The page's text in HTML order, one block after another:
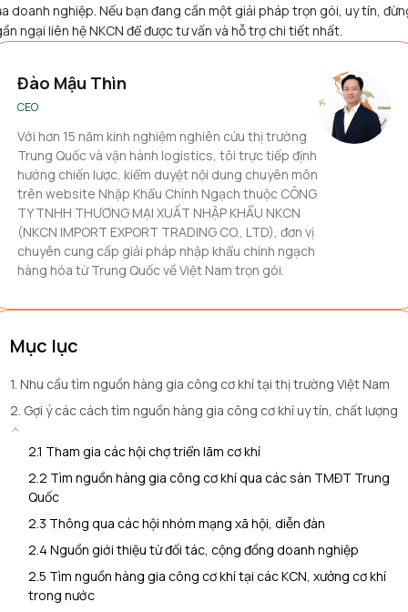
doanh nghiệp. Nếu bạn đang cần một giải pháp trọn gói, uy tín,
ngại liên hệ NKCN để được tư vấn và hỗ trợ chi tiết nhất.
Đào Mậu Thìn
CEO
Với hơn 15 năm kinh nghiệm nghiên cứu thị trường
Trung Quốc và vận hành logistics, tôi trực tiếp định
hướng chiến lược, kiểm duyệt nội dung chuyên môn
trên website Nhập Khẩu Chính Ngạch thuộc CÔNG
TY TNHH THƯƠNG MẠI XUẤT NHẬP KHẨU NKCN
(NKCN IMPORT EXPORT TRADING CO., LTD), đơn vị
chuyên cung cấp giải pháp nhập khẩu chính ngạch
hàng hóa từ Trung Quốc về Việt Nam trọn gói.
Mục lục
1. Nhu cầu tìm nguồn hàng gia công cơ khí tại thị trường Việt Nam
2. Gợi ý các cách tìm nguồn hàng gia công cơ khí uy tín, chất lượng
2.1 Tham gia các hội chợ triển lãm cơ khí
2.2 Tìm nguồn hàng gia công cơ khí qua các sàn TMĐT Trung
Quốc
2.3 Thông qua các hội nhóm mạng xã hội, diễn đàn
2.4 Nguồn giới thiệu từ đối tác, cộng đồng doanh nghiệp
2.5 Tìm nguồn hàng gia công cơ khí tại các KCN, xưởng cơ khí
trong nước